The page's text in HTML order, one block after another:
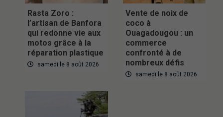
Rasta Zoro :
l’artisan de Banfora
qui redonne vie aux
motos grâce à la
réparation plastique
samedi le 8 août 2026
Vente de noix de
coco à
Ouagadougou : un
commerce
confronté à de
nombreux défis
samedi le 8 août 2026